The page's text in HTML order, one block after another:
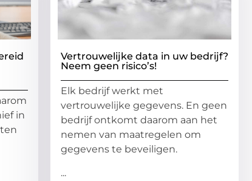
in
Vertrouwelijke data in uw bedrijf?
Neem geen risico’s!
Elk bedrijf werkt met
vertrouwelijke gegevens. En geen
bedrijf ontkomt daarom aan het
nemen van maatregelen om
gegevens te beveiligen.
...